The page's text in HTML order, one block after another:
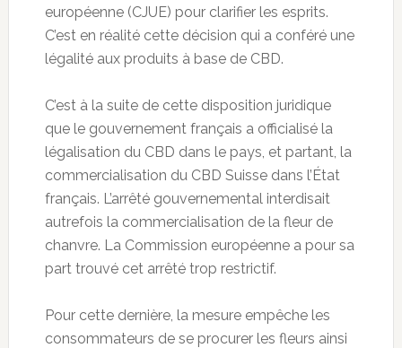
européenne (CJUE) pour clarifier les esprits.
C’est en réalité cette décision qui a conféré une
légalité aux produits à base de CBD.
C’est à la suite de cette disposition juridique
que le gouvernement français a officialisé la
légalisation du CBD dans le pays, et partant, la
commercialisation du CBD Suisse dans l’État
français. L’arrêté gouvernemental interdisait
autrefois la commercialisation de la fleur de
chanvre. La Commission européenne a pour sa
part trouvé cet arrêté trop restrictif.
Pour cette dernière, la mesure empêche les
consommateurs de se procurer les fleurs ainsi